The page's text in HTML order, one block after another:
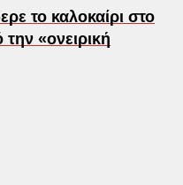
το καλοκαίρι στο
«ονειρική